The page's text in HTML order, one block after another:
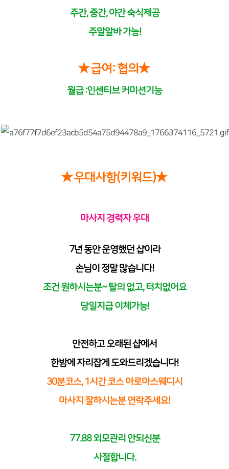
주간, 중간, 야간 숙식제공
주말알바 가능!
★급여: 협의★
월급 :인센티브 커미션기능
★우대사항(키워드)★
마사지 경력자 우대
7년 동안 운영했던 샵이라
손님이 정말 많습니다!
조건 원하시는분~ 탈의 없고, 터치없어요
당일지급 이체가능!
안전하고 오래된 샵에서
한밤에 자리잡게 도와드리겠습니다!
30분코스, 1시간 코스 아로마스웨디시
마사지 잘하시는분 연락주세요!
77.88 외모관리 안되신분
사절합니다.